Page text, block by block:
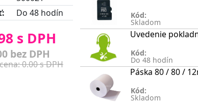
Do 48 hodín
s DPH
bez DPH
0.00 s DPH
Kód:
Skladom
Uvedenie
Kód:
Do 48 hodín
Páska 80 / 80 /
Kód:
Skladom